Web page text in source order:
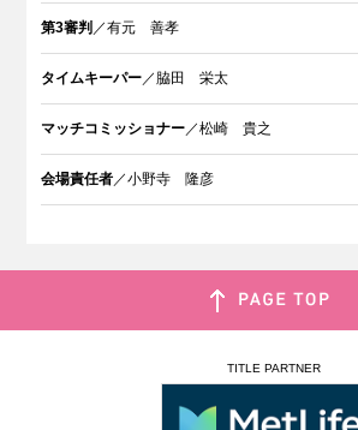
第3審判 ／有元 善孝
タイムキーパー ／脇田 栄太
マッチコミッショナー ／松崎 貴之
会場責任者 ／小野寺 隆彦
TITLE PARTNER